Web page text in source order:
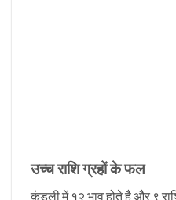
उच्च राशि ग्रहों के फल
कुंडली में १२ भाव होते है और ९